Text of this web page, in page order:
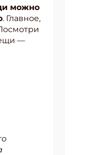
можно
. Главное,
—